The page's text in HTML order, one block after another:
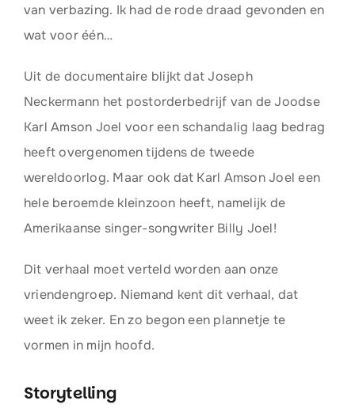
van verbazing. Ik had de rode draad gevonden en
wat voor één…
Uit de documentaire blijkt dat Joseph
Neckermann het postorderbedrijf van de Joodse
Karl Amson Joel voor een schandalig laag bedrag
heeft overgenomen tijdens de tweede
wereldoorlog. Maar ook dat Karl Amson Joel een
hele beroemde kleinzoon heeft, namelijk de
Amerikaanse singer-songwriter Billy Joel!
Dit verhaal moet verteld worden aan onze
vriendengroep. Niemand kent dit verhaal, dat
weet ik zeker. En zo begon een plannetje te
vormen in mijn hoofd.
Storytelling